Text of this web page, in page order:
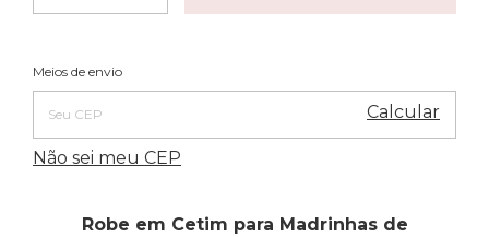
Entregas para o CEP:
Meios de envio
Calcular
Não sei meu CEP
Robe em Cetim para Madrinhas de